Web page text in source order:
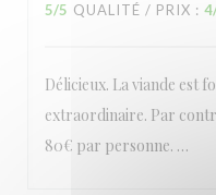
5/5 QUALITÉ / PRIX : 4
Délicieux. La viande est
extraordinaire. Par
80€ par personne. …